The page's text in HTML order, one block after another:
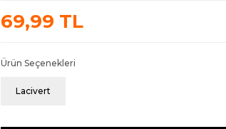
69,99 TL
Ürün Seçenekleri
Lacivert